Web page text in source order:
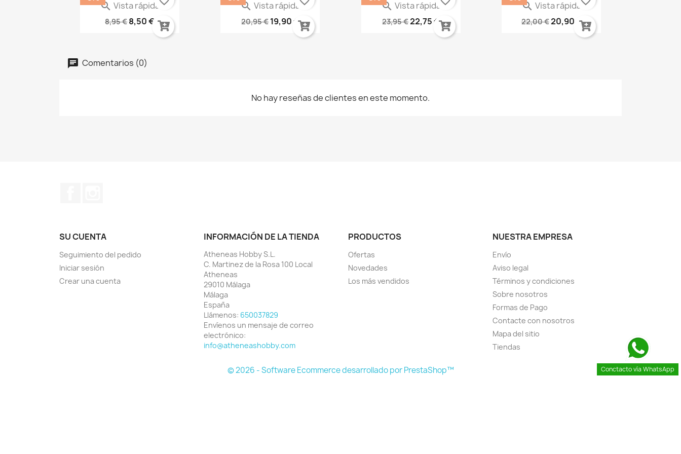
 Vista rápida
Cyberpunk Edgerunners:...
8,95 €8,50 €
 Vista rápida
Simbiosis
20,95 €19,90 €
 Vista rápida
La Espada De La Verdad...
23,95 €22,75 €
 Vista rápida
Mighty Morphin Power...
22,00 €20,90 €
Comentarios (0)
No hay reseñas de clientes en este momento.
SU CUENTA
Seguimiento del pedido
Iniciar sesión
Crear una cuenta
INFORMACIÓN DE LA TIENDA
Atheneas Hobby S.L.
C. Martinez de la Rosa 100 Local
Atheneas
29010 Málaga
Málaga
España
Llámenos: 650037829
Envíenos un mensaje de correo
electrónico:
info@atheneashobby.com
PRODUCTOS
Ofertas
Novedades
Los más vendidos
NUESTRA EMPRESA
Envío
Aviso legal
Términos y condiciones
Sobre nosotros
Formas de Pago
Contacte con nosotros
Mapa del sitio
Tiendas
© 2026 - Software Ecommerce desarrollado por PrestaShop™ Conctacto vía WhatsApp